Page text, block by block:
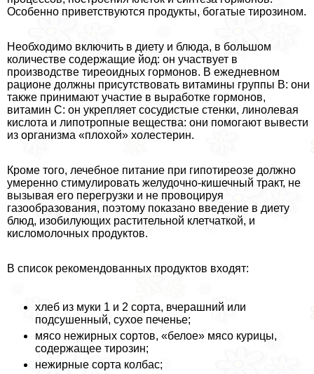
Особенно приветствуются продукты, богатые тирозином.
Необходимо включить в диету и блюда, в большом
количестве содержащие йод: он участвует в
производстве тиреоидных гормонов. В ежедневном
рационе должны присутствовать витамины группы В: они
также принимают участие в выработке гормонов,
витамин С: он укрепляет сосудистые стенки, линолевая
кислота и липотропные вещества: они помогают вывести
из организма «плохой» холестерин.
Кроме того, лечебное питание при гипотиреозе должно
умеренно стимулировать желудочно-кишечный тpaкт, не
вызывая его перегрузки и не провоцируя
газообразования, поэтому показано введение в диету
блюд, изобилующих растительной клетчаткой, и
кисломолочных продуктов.
В список рекомендованных продуктов входят:
хлеб из муки 1 и 2 сорта, вчерашний или
подсушенный, сухое печенье;
мясо нежирных сортов, «белое» мясо курицы,
содержащее тирозин;
нежирные сорта колбас;